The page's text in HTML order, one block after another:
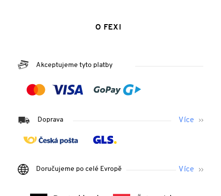
O FEXI
Akceptujeme tyto platby
Doprava
Doručujeme po celé Evropě